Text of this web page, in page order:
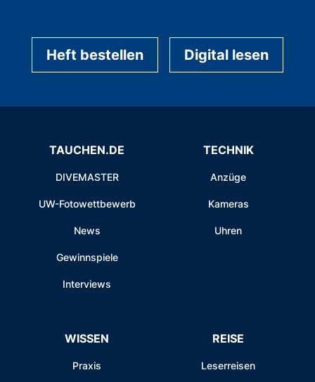
Heft bestellen Digital lesen
TAUCHEN.DE
DIVEMASTER
UW-Fotowettbewerb
News
Gewinnspiele
Interviews
TECHNIK
Anzüge
Kameras
Uhren
WISSEN
Praxis
REISE
Leserreisen